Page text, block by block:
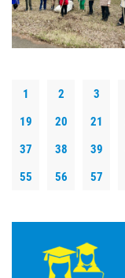
1 2 3
19
20 21
37
38 39
55
56 57